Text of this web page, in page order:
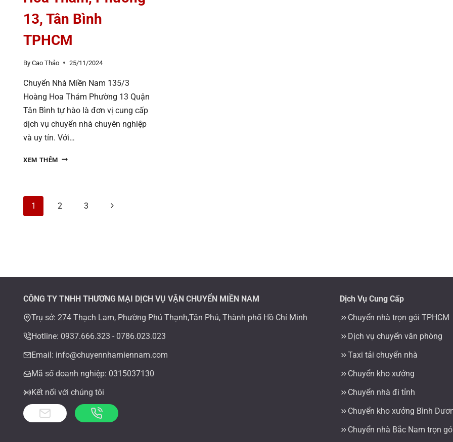
13, Tân Bình
TPHCM
By Cao Thảo 25/11/2024
Chuyển Nhà Miền Nam 135/3
Hoàng Hoa Thám Phường 13 Quận
Tân Bình tự hào là đơn vị cung cấp
dịch vụ chuyển nhà chuyên nghiệp
và uy tín. Với…
XEM THÊM CHUYỂN
HOÀNG
Page
1 2 3
Next
CÔNG TY TNHH THƯƠNG MẠI DỊCH VỤ VẬN CHUYỂN MIỀN NAM
Trụ sở: 274 Thạch Lam, Phường Phú Thạnh,Tân Phú, Thành phố Hồ Chí Minh
Hotline: 0937.666.323 - 0786.023.023
Email: info@chuyennhamiennam.com
Mã số doanh nghiệp: 0315037130
Kết nối với chúng tôi
Dịch Vụ Cung Cấp
Chuyển nhà trọn gói TPHCM
Dịch vụ chuyển văn phòng
Taxi tải chuyển nhà
Chuyển kho xưởng
Chuyển nhà đi tỉnh
Chuyển kho xưởng Bình
Chuyển nhà Bắc Nam trọn